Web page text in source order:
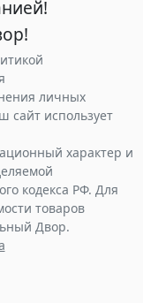
личных
сайт использует
характер и
кодекса РФ. Для
товаров
Двор.